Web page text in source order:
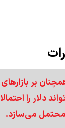
بر